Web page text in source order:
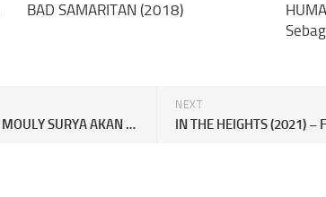
BAD SAMARITAN (2018)
NEXT
“PERANG KOTA” – FILM TERBARU MOULY SURYA AKAN DIPRODUSERI STARVISION DAN MENDAPATKAN PEMBIAYAAN DARI 4 NEGARA